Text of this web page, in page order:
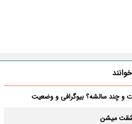
و چند سالشه؟ بیوگرافی و وضعیت
میشن